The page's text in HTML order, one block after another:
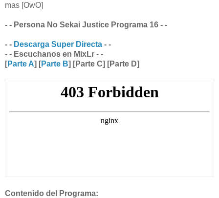
mas [OwO]
- - Persona No Sekai Justice Programa 16 - -
- - Descarga Super Directa - -
- - Escuchanos en MixLr - -
[Parte A] [Parte B] [Parte C] [Parte D]
Contenido del Programa: